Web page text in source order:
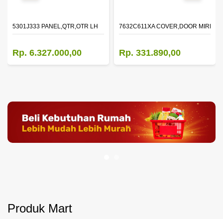
5301J333 PANEL,QTR,OTR LH
Rp. 6.327.000,00
7632C611XA COVER,DOOR
Rp. 331.890,00
Produk Mart